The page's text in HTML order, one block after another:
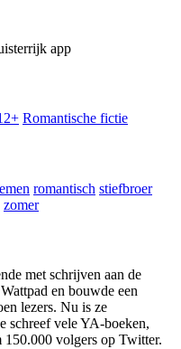
app
Romantische fictie
romantisch stiefbroer
zomer
met schrijven aan de
en bouwde een
lezers. Nu is ze
schreef vele YA-boeken,
150.000 volgers op Twitter.